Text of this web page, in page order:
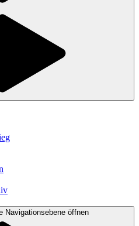
Navigationsebene öffnen